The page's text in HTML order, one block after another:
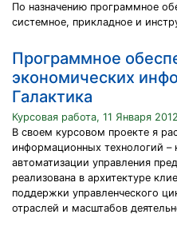
По назначению программное
системное, прикладное и
Программное
экономических
Галактика
Курсовая работа, 11 Января 2012
В своем курсовом проекте я
информационных технологий –
автоматизации управления
реализована в архитектуре
поддержки управленческого
отраслей и масштабов